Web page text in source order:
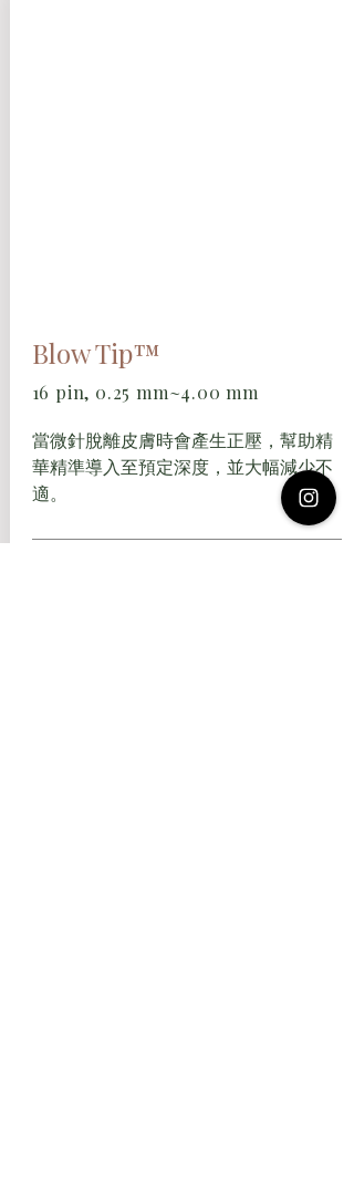
Blow Tip™
16 pin, 0.25 mm~4.00 mm
當微針脫離皮膚時會產生正壓，幫助精
華精準導入至預定深度，並大幅減少不
適。